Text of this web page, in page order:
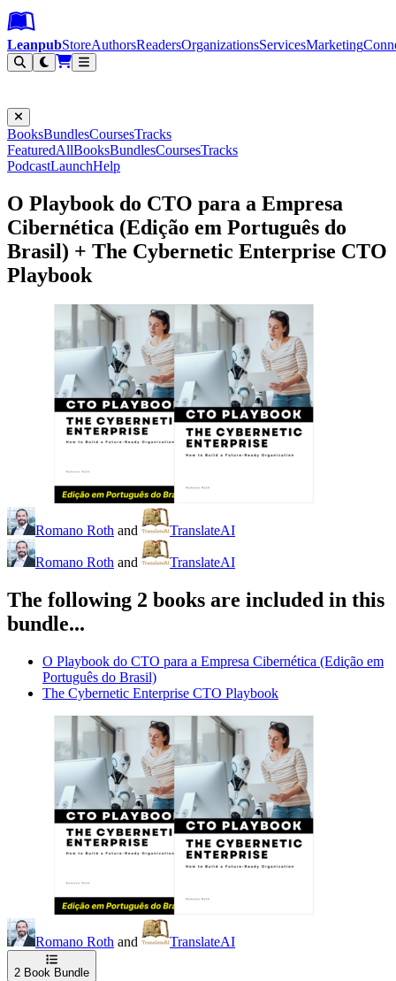
Leanpub Header
Leanpub Navigation
Skip to main content
Go to Leanpub.com
LeanpubStoreAuthorsReadersOrganizationsServicesMarketing
BooksBundlesCoursesTracks
FeaturedAllBooksBundlesCoursesTracks
PodcastLaunchHelp
O Playbook do CTO para a Empresa
Cibernética (Edição em Português do
Brasil) + The Cybernetic Enterprise CTO
Playbook
Romano Roth and TranslateAI
Romano Roth and TranslateAI
The following 2 books are included in this
bundle...
O Playbook do CTO para a Empresa Cibernética (Edição em
Português do Brasil)
The Cybernetic Enterprise CTO Playbook
Romano Roth and TranslateAI
2 Book Bundle